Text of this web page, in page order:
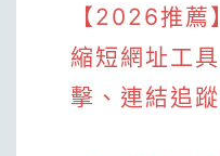
【2026推薦
縮短網址工
擊、連結追蹤